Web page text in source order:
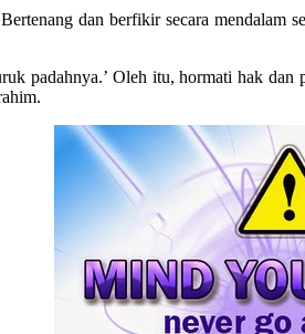
dan berfikir secara mendalam
padahnya.’ Oleh itu, hormati hak